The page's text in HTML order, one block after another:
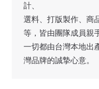
計、
選料、打版製作、商
等，皆由團隊成員親
一切都由台灣本地出
灣品牌的誠摯心意。